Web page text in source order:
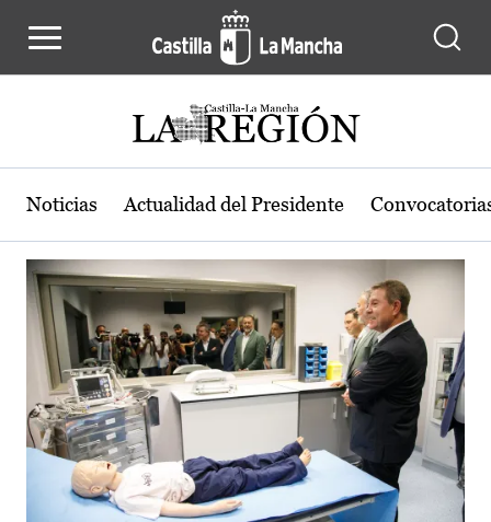
Actualidad de la región de Castilla-
Noticias Actualidad del Presidente